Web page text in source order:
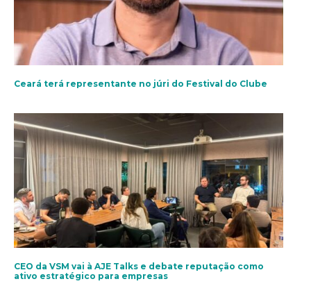
Ceará terá representante no júri do Festival do Clube
CEO da VSM vai à AJE Talks e debate reputação como
ativo estratégico para empresas